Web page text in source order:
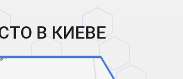
В КИЕВЕ